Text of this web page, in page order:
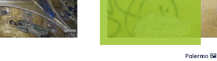
Palermo 🖼️